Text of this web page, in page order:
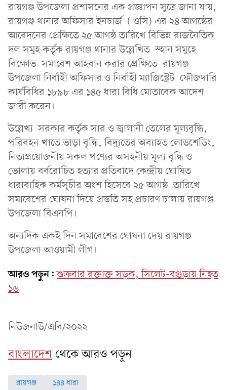
রায়গঞ্জ উপজেলা প্রশাসনের এক প্রজ্ঞাপন সুত্রে জানা যায়,
রায়গঞ্জ থানার অফিসার ইনচার্জ ( ওসি) এর ২৪ আগষ্ঠের
আবেদনের প্রেক্ষিতে ২৫ আগষ্ঠ তারিখে বিভিন্ন রাজনৈতিক
দল সমুহ কর্তৃক রায়গঞ্জ থানার উল্লেখিত স্হান সমুহে
বিক্ষোভ সমাবেশ আহবান করার প্রেক্ষিতে রায়গঞ্জ
উপজেলা নির্বাহী অফিসার ও নির্বাহী ম্যাজিস্ট্রেট ফৌজদারি
কার্যবিধির ১৮৯৮ এর ১৪৫ ধারা বিধি মোতাবেক আদেশ
জারী করেন।
উল্লেখ্য সরকার কর্তৃক সার ও জ্বালানী তেলের মূল্যবৃদ্ধি,
পরিবহন খাতে ভাড়া বৃদ্ধি, বিদ্যুতের অব্যাহত লোডশেডিং,
নিত্যপ্রয়োজনীয় সকল পণ্যের অসহনীয় মূল্য বৃদ্ধি ও
ভোলায় বর্বরোচিত হত্যার প্রতিবাদে কেন্দ্রীয় ঘোষিত
ধারাবাহিক কর্মসূচীর অংশ হিসেবে ২৫ আগষ্ঠ তারিখে
সমাবেশের ঘোষনা দিয়ে প্রস্ততি সহ প্রচারণ চালায় রায়গঞ্জ
উপজেলা বিএনপি।
অন্যদিক একই দিন সমাবেশের ঘোষনা দেয় রায়গঞ্জ
উপজেলা আওয়ামী লীগ।
আরও পড়ুন: শুক্রবার রক্তাক্ত সড়ক, সিলেট-বগুড়ায় নিহত
১৬
নিউজনাউ/এবি/২০২২
বাংলাদেশথেকে আরও পড়ুন
রায়গঞ্জ ১৪৪ ধারা